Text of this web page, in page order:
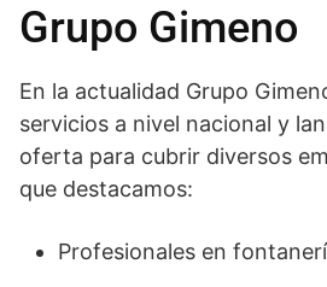
Grupo Gimeno
En la actualidad Grupo
servicios a nivel nacional y
oferta para cubrir diversos
que destacamos:
Profesionales en